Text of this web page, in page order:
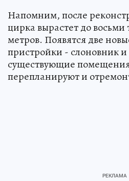
Напомним, после
цирка вырастет до
метров. Появятся две
пристройки - слоновник
существующие
перепланируют и